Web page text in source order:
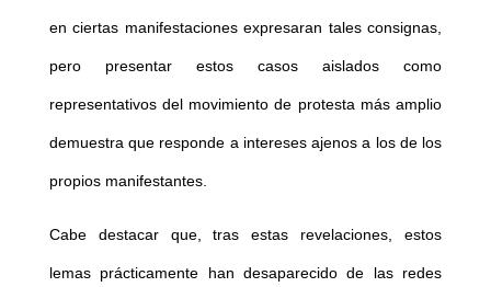
en ciertas manifestaciones expresaran tales consignas,
pero presentar estos casos aislados como
representativos del movimiento de protesta más amplio
demuestra que responde a intereses ajenos a los de los
propios manifestantes.
Cabe destacar que, tras estas revelaciones, estos
lemas prácticamente han desaparecido de las redes